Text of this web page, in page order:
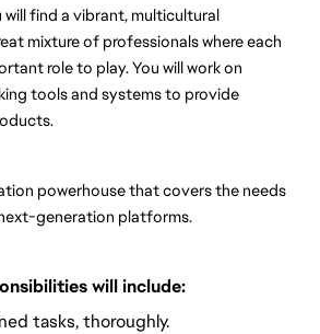
will find a vibrant, multicultural
mixture of professionals where each
role to play. You will work on
tools and systems to provide
powerhouse that covers the needs
generation platforms.
will include:
tasks, thoroughly.